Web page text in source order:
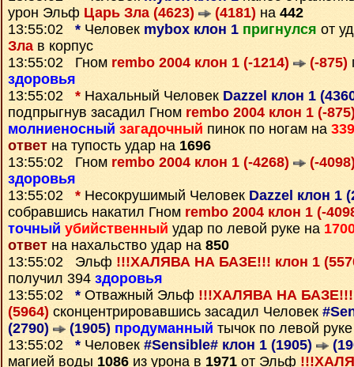
урон Эльф Царь Зла (4623) (4181) на 442
13:55:02 * Человек mybox клон 1 пригнулся от
Злав корпус
13:55:02 Гном rembo 2004 клон 1 (-1214) (-875)
здоровья
13:55:02 * Нахальный Человек Dazzel клон 1
подпрыгнув засадил Гном rembo 2004 клон 1 (-
молниеносный загадочный пинок по ногам на
ответ на тупость удар на 1696
13:55:02 Гном rembo 2004 клон 1 (-4268)
(-
здоровья
13:55:02 * Несокрушимый Человек Dazzel клон 1
собравшись накатил Гном rembo 2004 клон 1 (-
точный убийственный удар по левой руке на
ответ на нахальство удар на 850
13:55:02 Эльф !!!ХАЛЯВА НА БАЗЕ!!! клон 1
получил 394 здоровья
13:55:02 * Отважный Эльф !!!ХАЛЯВА НА БАЗЕ!!!
(5964) сконцентрировавшись засадил Человек
(2790)
(1905) продуманный тычок по левой
13:55:02 * Человек #Sensible# клон 1 (1905)
магией воды 1086 из урона в 1971 от Эльф